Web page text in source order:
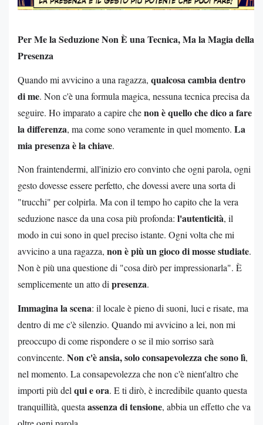
Per Me la Seduzione Non È una Tecnica, Ma la Magia della
Presenza
Quando mi avvicino a una ragazza, qualcosa cambia dentro
di me. Non c'è una formula magica, nessuna tecnica precisa da
seguire. Ho imparato a capire chenon è quello che dico a fare
la differenza, ma come sono veramente in quel momento. La
mia presenza è la chiave.
Non fraintendermi, all'inizio ero convinto che ogni parola, ogni
gesto dovesse essere perfetto, che dovessi avere una sorta di
"trucchi" per colpirla. Ma con il tempo ho capito che la vera
seduzione nasce da una cosa più profonda: l'autenticità, il
modo in cui sono in quel preciso istante. Ogni volta che mi
avvicino a una ragazza, non è più un gioco di mosse studiate.
Non è più una questione di "cosa dirò per impressionarla". È
semplicemente un atto dipresenza.
Immagina la scena: il locale è pieno di suoni, luci e risate, ma
dentro di me c'è silenzio. Quando mi avvicino a lei, non mi
preoccupo di come rispondere o se il mio sorriso sarà
convincente. Non c'è ansia, solo consapevolezza che sono lì,
nel momento. La consapevolezza che non c'è nient'altro che
importi più del qui e ora. E ti dirò, è incredibile quanto questa
tranquillità, questa assenza di tensione, abbia un effetto che va